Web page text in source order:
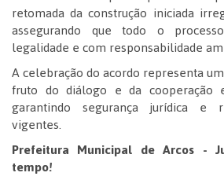
retomada da construção iniciada
assegurando que todo o
legalidade e com responsabilidade
A celebração do acordo representa
fruto do diálogo e da cooperação
garantindo segurança jurídica e
vigentes.
Prefeitura Municipal de Arcos -
tempo!